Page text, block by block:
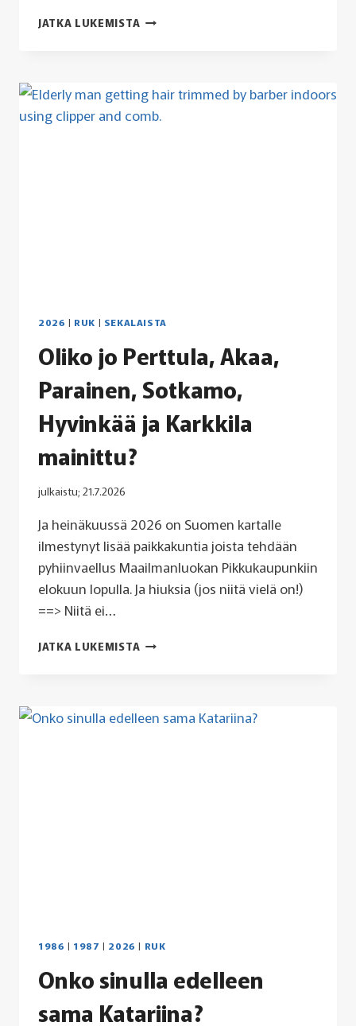
JATKA LUKEMISTA HEINÄKUU
MENNESSÄ
MAKSANEILLE
2026 | RUK | SEKALAISTA
Oliko jo Perttula, Akaa,
Parainen, Sotkamo,
Hyvinkää ja Karkkila
mainittu?
julkaistu; 21.7.2026
Ja heinäkuussä 2026 on Suomen kartalle
ilmestynyt lisää paikkakuntia joista tehdään
pyhiinvaellus Maailmanluokan Pikkukaupunkiin
elokuun lopulla. Ja hiuksia (jos niitä vielä on!)
==> Niitä ei…
JATKA LUKEMISTA OLIKO
SOTKAMO,
1986 | 1987 | 2026 | RUK
Onko sinulla edelleen
sama Katariina?